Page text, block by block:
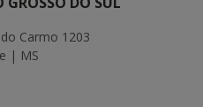
Carmo 1203
| MS